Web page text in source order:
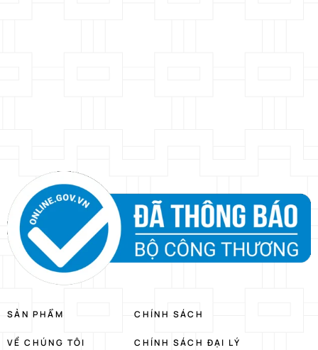
SẢN PHẨM
VỀ CHÚNG TÔI
CHÍNH SÁCH
CHÍNH SÁCH ĐẠI LÝ